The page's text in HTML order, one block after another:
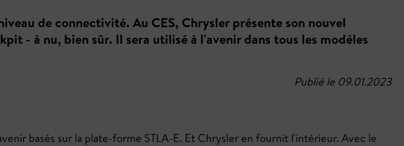
de connectivité. Au CES, Chrysler présente son nouvel
- à nu, bien sûr. Il sera utilisé à l'avenir dans tous les modèles
Publié le 09.01.2023
basés sur la plate-forme STLA-E. Et Chrysler en fournit l'intérieur. Avec le